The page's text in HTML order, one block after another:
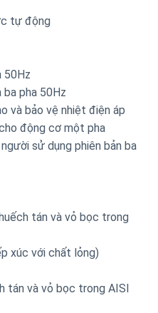
tự động
50Hz
pha 50Hz
và bảo vệ nhiệt điện áp
động cơ một pha
sử dụng phiên bản ba
tán và vỏ bọc trong
xúc với chất lỏng)
tán và vỏ bọc trong AISI